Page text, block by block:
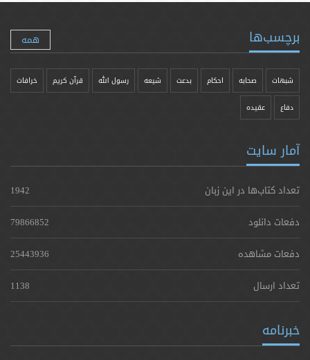
برچسب‌ها همه
شبهات صحابه احکام بدعت شیعه رسول الله قرآن کریم خرافات
دفاع عقیده
آمار سایت
تعداد کتاب‌ها در این زبان
1942
دفعات دانلود
79866852
دفعات مشاهده
25443936
تعداد ارسال
1138
خبرنامه